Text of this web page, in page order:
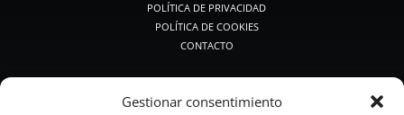
Gestionar consentimiento
POLÍTICA DE PRIVACIDAD
POLÍTICA DE COOKIES
CONTACTO
PREMIUM CAZA